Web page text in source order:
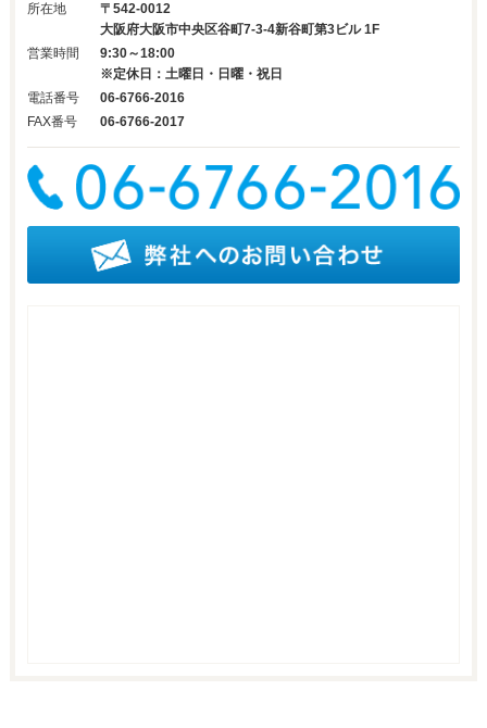
所在地
〒542-0012
大阪府大阪市中央区谷町7-3-4新谷町第3ビル 1F
営業時間
9:30～18:00
※定休日：土曜日・日曜・祝日
電話番号
06-6766-2016
FAX番号
06-6766-2017